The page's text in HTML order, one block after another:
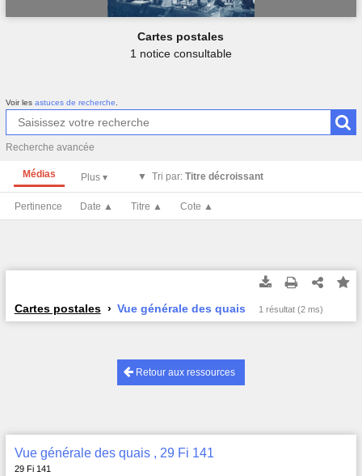
Cartes postales
1 notice consultable
Voir les astuces de recherche
Recherche avancée
Médias Tri par: Titre décroissant
Pertinence Date ▲ Titre ▲ Cote ▲
Cartes postales Vue générale des quais 1 résultat (2 ms)
Retour aux ressources
Vue générale des quais , 29 Fi 141
29 Fi 141